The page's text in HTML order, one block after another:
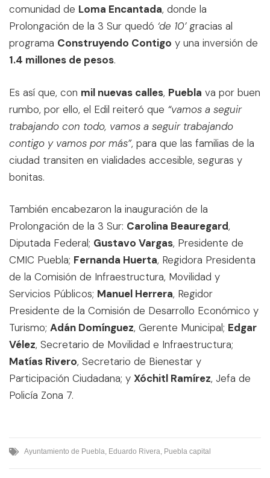
comunidad de Loma Encantada, donde la
Prolongación de la 3 Sur quedó ‘de 10’gracias al
programa Construyendo Contigo y una inversión de
1.4 millones de pesos.
Es así que, con mil nuevas calles, Puebla va por buen
rumbo, por ello, el Edil reiteró que “vamos a seguir
trabajando con todo, vamos a seguir trabajando
contigo y vamos por más”, para que las familias de la
ciudad transiten en vialidades accesible, seguras y
bonitas.
También encabezaron la inauguración de la
Prolongación de la 3 Sur: Carolina Beauregard,
Diputada Federal; Gustavo Vargas, Presidente de
CMIC Puebla; Fernanda Huerta, Regidora Presidenta
de la Comisión de Infraestructura, Movilidad y
Servicios Públicos; Manuel Herrera, Regidor
Presidente de la Comisión de Desarrollo Económico y
Turismo; Adán Domínguez, Gerente Municipal; Edgar
Vélez, Secretario de Movilidad e Infraestructura;
Matías Rivero, Secretario de Bienestar y
Participación Ciudadana; y Xóchitl Ramírez, Jefa de
Policía Zona 7.
Ayuntamiento de Puebla Eduardo Rivera Puebla capital